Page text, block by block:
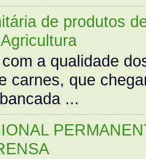
de produtos
a qualidade
carnes, que
...